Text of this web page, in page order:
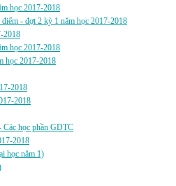
học 2017-2018
- đợt 2 kỳ 1 năm học 2017-2018
2018
học 2017-2018
học 2017-2018
2018
2018
học phần GDTC
2018
học năm 1)